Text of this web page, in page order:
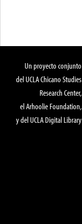
Un proyecto conjunto
del UCLA Chicano Studies
Research Center,
el Arhoolie Foundation,
y del UCLA Digital Library